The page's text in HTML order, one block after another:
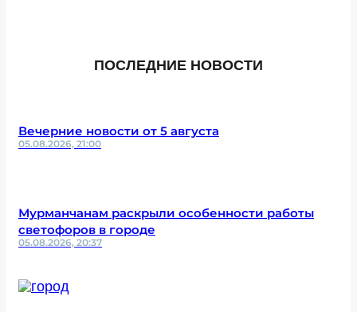
ПОСЛЕДНИЕ НОВОСТИ
Вечерние новости от 5 августа
05.08.2026, 21:00
Мурманчанам раскрыли особенности работы
светофоров в городе
05.08.2026, 20:37